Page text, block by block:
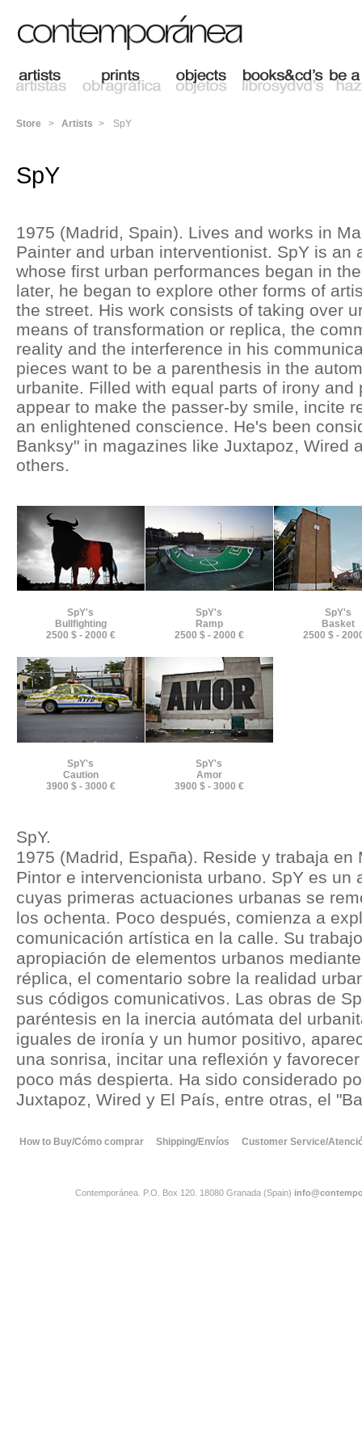
Store > Artists > SpY
SpY
1975 (Madrid, Spain). Lives and works in
Painter and urban interventionist. SpY is an
whose first urban performances began in
later, he began to explore other forms of
the street. His work consists of taking over
means of transformation or replica, the
reality and the interference in his
pieces want to be a parenthesis in the
urbanite. Filled with equal parts of irony and
appear to make the passer-by smile, incite
an enlightened conscience. He's been
Banksy" in magazines like Juxtapoz, Wired
others.
SpY's
Bullfighting
2500 $ - 2000 €
SpY's
Ramp
2500 $ - 2000 €
SpY's
Basket
2500 $ -
SpY's
Caution
3900 $ - 3000 €
SpY's
Amor
3900 $ - 3000 €
SpY.
1975 (Madrid, España). Reside y trabaja en
Pintor e intervencionista urbano. SpY es un
cuyas primeras actuaciones urbanas se
los ochenta. Poco después, comienza a
comunicación artística en la calle. Su
apropiación de elementos urbanos
réplica, el comentario sobre la realidad
sus códigos comunicativos. Las obras de
paréntesis en la inercia autómata del
iguales de ironía y un humor positivo,
una sonrisa, incitar una reflexión y
poco más despierta. Ha sido considerado
Juxtapoz, Wired y El País, entre otras, el
How to Buy/Cómo comprar Shipping/Envíos Customer Service/
Contemporánea. P.O. Box 120. 18080 Granada (Spain)